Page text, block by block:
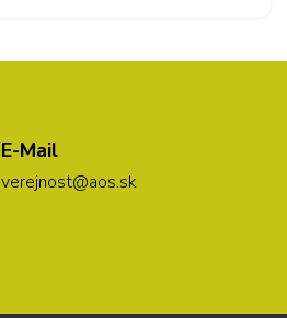
E-Mail
verejnost@aos.sk